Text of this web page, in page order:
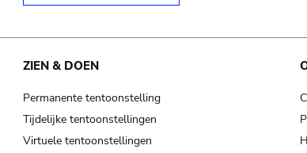
ZIEN & DOEN
Permanente tentoonstelling
Tijdelijke tentoonstellingen
Virtuele tentoonstellingen